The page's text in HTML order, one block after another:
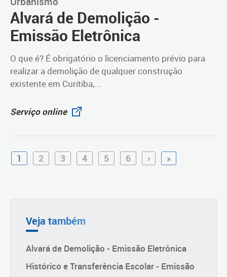
Alvará de Demolição -
Emissão Eletrônica
O que é? É obrigatório o licenciamento prévio para
realizar a demolição de qualquer construção
existente em Curitiba,...
Serviço online
1 2 3 4 5 6 › »
Veja também
Alvará de Demolição - Emissão Eletrônica
Histórico e Transferência Escolar - Emissão